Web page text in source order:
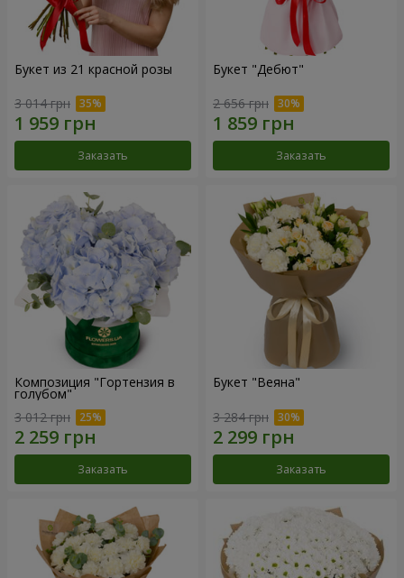
Букет из 21 красной розы
3 014 грн
Заказать
Букет "Дебют"
2 656 грн
Заказать
Композиция "Гортензия в
голубом"
3 012 грн
Заказать
Букет "Веяна"
3 284 грн
Заказать